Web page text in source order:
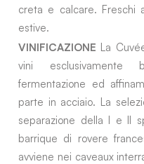
creta e calcare. Freschi
estive.
VINIFICAZIONE La
vini esclusivamente
fermentazione ed
parte in acciaio. La
separazione della I e II
barrique di rovere
avviene nei caveaux